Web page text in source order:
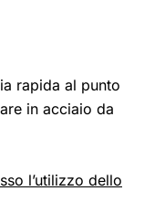
rapida al punto
in acciaio da
l’utilizzo dello